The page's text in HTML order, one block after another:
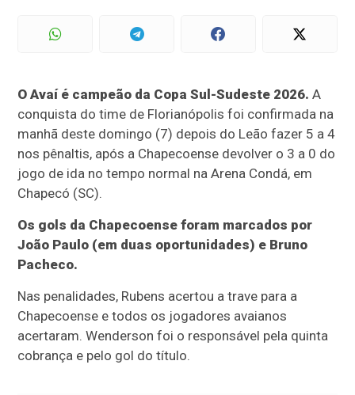
O Avaí é campeão da Copa Sul-Sudeste 2026. A
conquista do time de Florianópolis foi confirmada na
manhã deste domingo (7) depois do Leão fazer 5 a 4
nos pênaltis, após a Chapecoense devolver o 3 a 0 do
jogo de ida no tempo normal na Arena Condá, em
Chapecó (SC).
Os gols da Chapecoense foram marcados por
João Paulo (em duas oportunidades) e Bruno
Pacheco.
Nas penalidades, Rubens acertou a trave para a
Chapecoense e todos os jogadores avaianos
acertaram. Wenderson foi o responsável pela quinta
cobrança e pelo gol do título.